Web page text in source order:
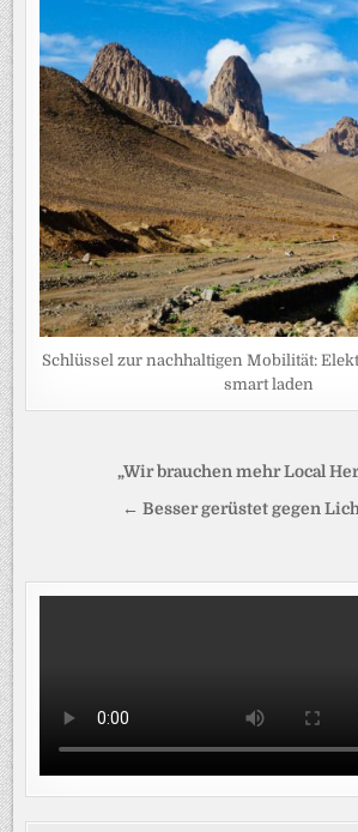
Schlüssel zur nachhaltigen Mobilität:
smart laden
Beitragsnavigation
„Wir brauchen mehr Local
← Besser gerüstet gegen